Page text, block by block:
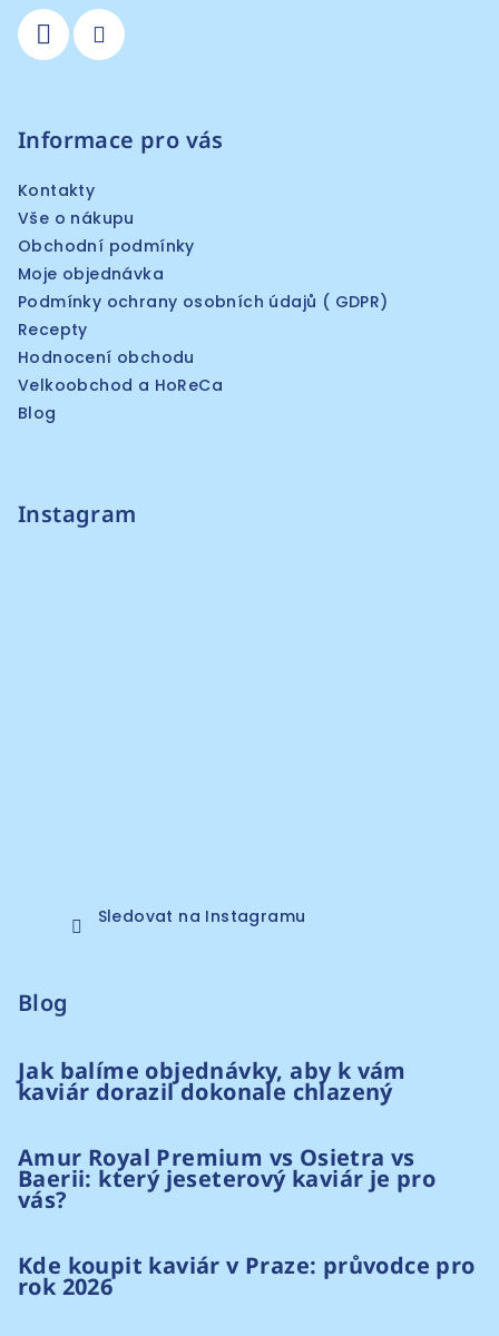
Informace pro vás
Kontakty
Vše o nákupu
Obchodní podmínky
Moje objednávka
Podmínky ochrany osobních údajů ( GDPR)
Recepty
Hodnocení obchodu
Velkoobchod a HoReCa
Blog
Instagram
Sledovat na Instagramu
Blog
Jak balíme objednávky, aby k vám
kaviár dorazil dokonale chlazený
Amur Royal Premium vs Osietra vs
Baerii: který jeseterový kaviár je pro
vás?
Kde koupit kaviár v Praze: průvodce pro
rok 2026